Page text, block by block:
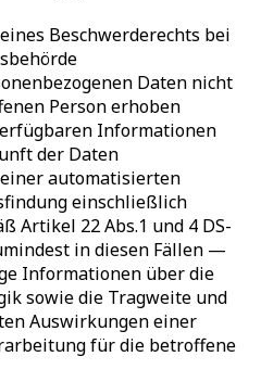
Beschwerderechts bei
Daten nicht
Person erhoben
Informationen
der Daten
automatisierten
einschließlich
Artikel 22 Abs.1 und 4 DS-
in diesen Fällen —
Informationen über die
sowie die Tragweite und
Auswirkungen einer
für die betroffene